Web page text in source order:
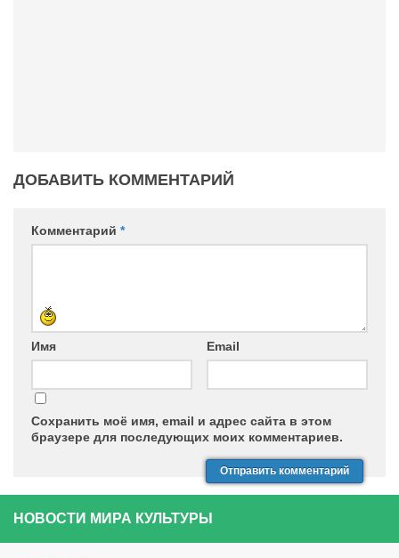
Афиша Сумы
ДОБАВИТЬ КОММЕНТАРИЙ
Комментарий *
Имя Email
Сохранить моё имя, email и адрес сайта в этом
браузере для последующих моих комментариев.
НОВОСТИ МИРА КУЛЬТУРЫ